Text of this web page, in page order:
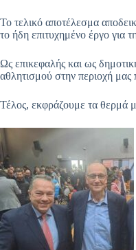
Το τελικό αποτέλεσμα
το ήδη επιτυχημένο έργο για
Ως επικεφαλής και ως
αθλητισμού στην περιοχή
Τέλος, εκφράζουμε τα θερμά